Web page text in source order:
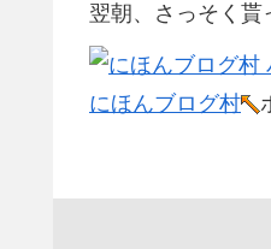
翌朝、さっそく貰
にほんブログ村